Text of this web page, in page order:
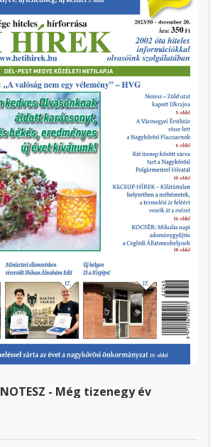
NOTESZ - Még tizenegy év